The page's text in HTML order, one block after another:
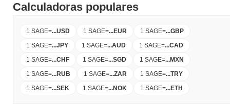
Calculadoras populares
1 SAGE=...USD 1 SAGE=...EUR 1 SAGE=...GBP
1 SAGE=...JPY 1 SAGE=...AUD 1 SAGE=...CAD
1 SAGE=...CHF 1 SAGE=...SGD 1 SAGE=...MXN
1 SAGE=...RUB 1 SAGE=...ZAR 1 SAGE=...TRY
1 SAGE=...SEK 1 SAGE=...NOK 1 SAGE=...ETH